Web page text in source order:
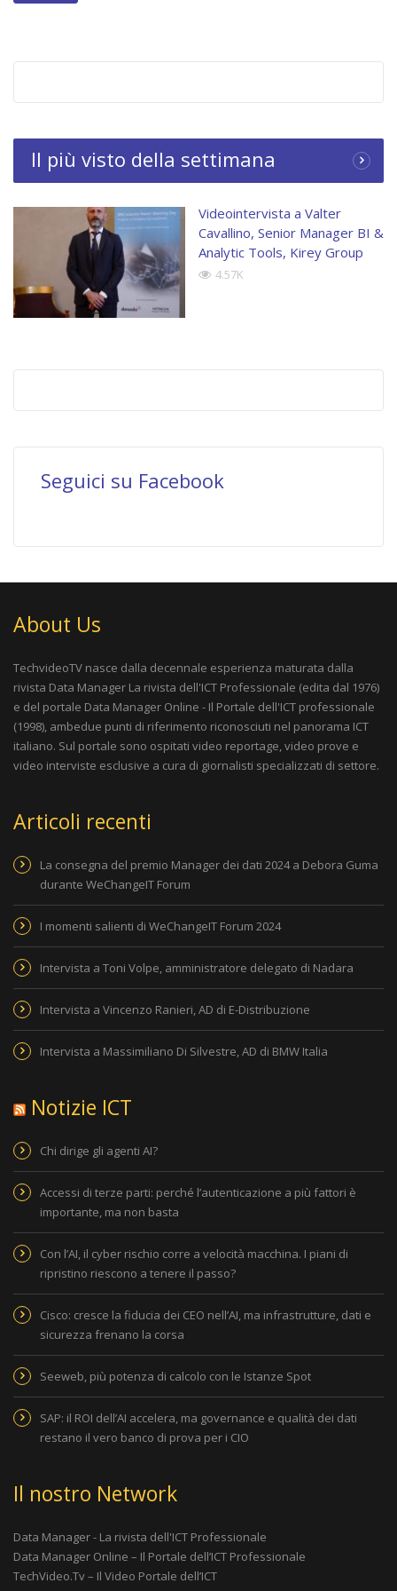
Tags:Kirey
Il più visto della settimana
Videointervista a Valter
Cavallino, Senior Manager BI &
Analytic Tools, Kirey Group
4.57K
Seguici su Facebook
About Us
TechvideoTV nasce dalla decennale esperienza maturata dalla
rivista Data Manager La rivista dell'ICT Professionale (edita dal 1976)
e del portale Data Manager Online - Il Portale dell'ICT professionale
(1998), ambedue punti di riferimento riconosciuti nel panorama ICT
italiano. Sul portale sono ospitati video reportage, video prove e
video interviste esclusive a cura di giornalisti specializzati di settore.
Articoli recenti
La consegna del premio Manager dei dati 2024 a Debora Guma
durante WeChangeIT Forum
I momenti salienti di WeChangeIT Forum 2024
Intervista a Toni Volpe, amministratore delegato di Nadara
Intervista a Vincenzo Ranieri, AD di E-Distribuzione
Intervista a Massimiliano Di Silvestre, AD di BMW Italia
Notizie ICT
Chi dirige gli agenti AI?
Accessi di terze parti: perché l’autenticazione a più fattori è
importante, ma non basta
Con l’AI, il cyber rischio corre a velocità macchina. I piani di
ripristino riescono a tenere il passo?
Cisco: cresce la fiducia dei CEO nell’AI, ma infrastrutture, dati e
sicurezza frenano la corsa
Seeweb, più potenza di calcolo con le Istanze Spot
SAP: il ROI dell’AI accelera, ma governance e qualità dei dati
restano il vero banco di prova per i CIO
Il nostro Network
Data Manager - La rivista dell'ICT Professionale
Data Manager Online – Il Portale dell’ICT Professionale
TechVideo.Tv – Il Video Portale dell’ICT